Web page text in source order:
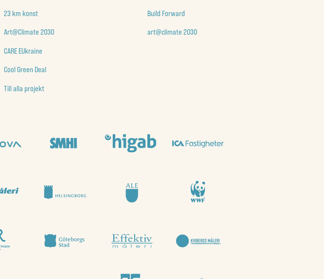
23 km konst
Art@Climate 2030
CARE EUkraine
Cool Green Deal
Till alla projekt
Build Forward
art@climate 2030